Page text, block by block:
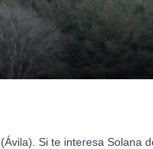
Si te interesa Solana